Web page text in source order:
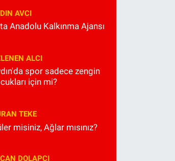
AVCI
Anadolu Kalkınma Ajansı
ALCI
spor sadece zengin
için mi?
TEKE
misiniz, Ağlar mısınız?
DOLAPÇI